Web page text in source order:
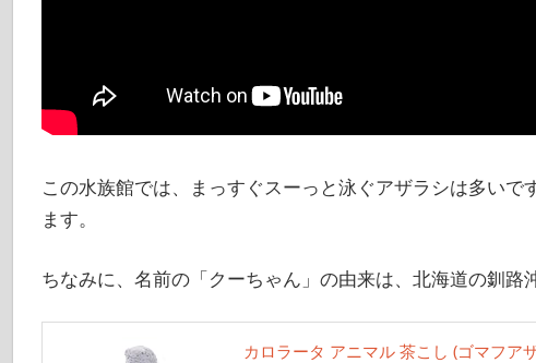
この水族館では、まっすぐスーっと泳ぐアザラシは多い
ます。
ちなみに、名前の「クーちゃん」の由来は、北海道の釧路
カロラータ アニマル 茶こし (ゴマフア